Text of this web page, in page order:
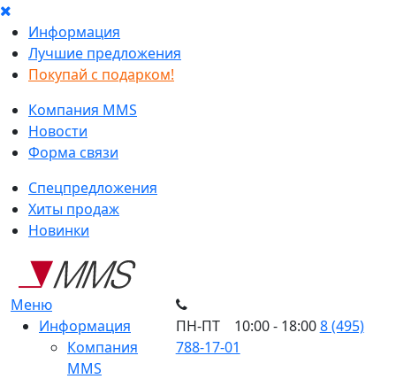
Информация
Лучшие предложения
Покупай с подарком!
Компания MMS
Новости
Форма связи
Спецпредложения
Хиты продаж
Новинки
Меню
Информация
Компания
MMS
ПН-ПТ 10:00 - 18:008 (495)
788-17-01